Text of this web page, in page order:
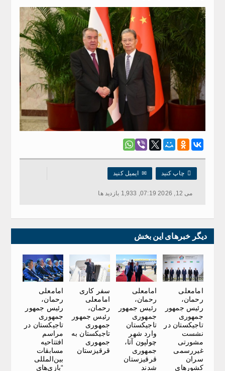
 چاپ کنید ✉ایمیل کنید
می 12, 2026 07:19, 1,933 بازدید ها
دیگر خبرهای این بخش
امامعلی
رحمان،
رئیس جمهور
جمهوری
تاجیکستان در
نشست
مشورتی
غیررسمی
سران
کشورهای
امامعلی
رحمان،
رئیس جمهور
جمهوری
تاجیکستان
وارد شهر
چولپون آتا،
جمهوری
قرقیزستان
شدند
سفر کاری
امامعلی
رحمان،
رئیس جمهور
جمهوری
تاجیکستان به
جمهوری
قرقیزستان
امامعلی
رحمان،
رئیس جمهور
جمهوری
تاجیکستان در
مراسم
افتتاحیه
مسابقات
بین‌المللی
“بازی‌های